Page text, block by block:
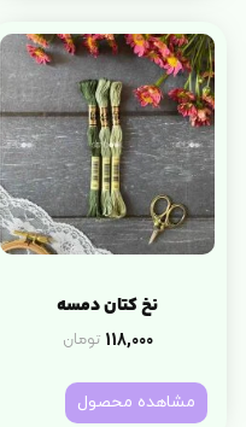
نخ کتان دمسه
118,000 تومان
مشاهده محصول